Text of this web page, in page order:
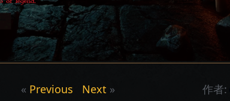
« Previous Next » 作者: